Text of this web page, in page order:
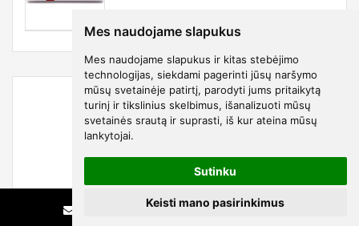
Mes naudojame slapukus
Mes naudojame slapukus ir kitas stebėjimo
technologijas, siekdami pagerinti jūsų naršymo
mūsų svetainėje patirtį, parodyti jums pritaikytą
turinį ir tikslinius skelbimus, išanalizuoti mūsų
svetainės srautą ir suprasti, iš kur ateina mūsų
lankytojai.
Sutinku
Keisti mano pasirinkimus
Skambinti